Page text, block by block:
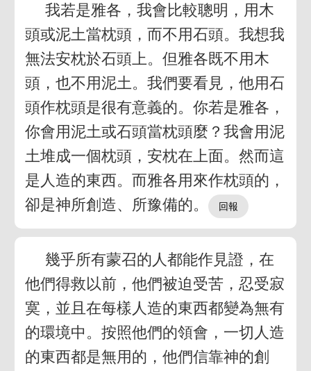
我若是雅各，我會比較聰明，用木
頭或泥土當枕頭，而不用石頭。我想我
無法安枕於石頭上。但雅各既不用木
頭，也不用泥土。我們要看見，他用石
頭作枕頭是很有意義的。你若是雅各，
你會用泥土或石頭當枕頭麼？我會用泥
土堆成一個枕頭，安枕在上面。然而這
是人造的東西。而雅各用來作枕頭的，
卻是神所創造、所豫備的。
幾乎所有蒙召的人都能作見證，在
他們得救以前，他們被迫受苦，忍受寂
寞，並且在每樣人造的東西都變為無有
的環境中。按照他們的領會，一切人造
的東西都是無用的，他們信靠神的創